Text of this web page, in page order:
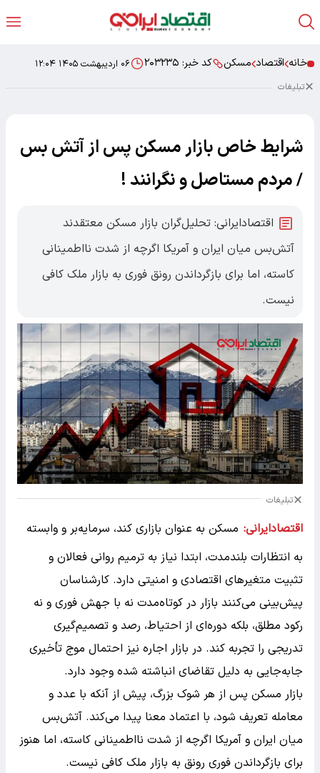
خانه اقتصاد مسکن کد خبر: ۲۰۳۲۳۵ ۰۶ اردیبهشت ۱۴۰۵ ۱۲:۰۴
تبلیغات
شرایط خاص بازار مسکن پس از آتش بس
/ مردم مستاصل و نگرانند !
اقتصادایرانی: تحلیل‌گران بازار مسکن معتقدند
آتش‌بس میان ایران و آمریکا اگرچه از شدت نااطمینانی
کاسته، اما برای بازگرداندن رونق فوری به بازار ملک کافی
نیست.
تبلیغات
اقتصادایرانی: مسکن به عنوان بازاری کند، سرمایه‌بر و وابسته
به انتظارات بلندمدت، ابتدا نیاز به ترمیم روانی فعالان و
تثبیت متغیرهای اقتصادی و امنیتی دارد. کارشناسان
پیش‌بینی می‌کنند بازار در کوتاه‌مدت نه با جهش فوری و نه
رکود مطلق، بلکه دوره‌ای از احتیاط، رصد و تصمیم‌گیری
تدریجی را تجربه کند. در بازار اجاره نیز احتمال موج تأخیری
جابه‌جایی به دلیل تقاضای انباشته شده وجود دارد.
بازار مسکن پس از هر شوک بزرگ، پیش از آنکه با عدد و
معامله تعریف شود، با اعتماد معنا پیدا می‌کند. آتش‌بس
میان ایران و آمریکا اگرچه از شدت نااطمینانی کاسته، اما هنوز
برای بازگرداندن فوری رونق به بازار ملک کافی نیست.